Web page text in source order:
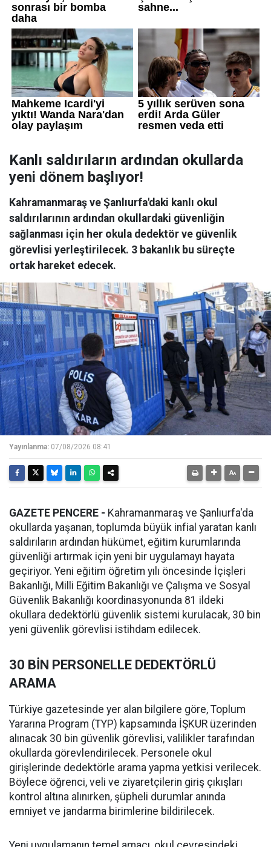
Kanlı saldırıların ardından okullarda
yeni dönem başlıyor!
Kahramanmaraş ve Şanlıurfa'daki kanlı okul
saldırılarının ardından okullardaki güvenliğin
sağlanması için her okula dedektör ve güvenlik
görevlisi yerleştirilecek. 3 bakanlık bu süreçte
ortak hareket edecek.
Yayınlanma: 07/08/2026 08:41
GAZETE PENCERE - Kahramanmaraş ve Şanlıurfa'da
okullarda yaşanan, toplumda büyük infial yaratan kanlı
saldırıların ardından hükümet, eğitim kurumlarında
güvenliği artırmak için yeni bir uygulamayı hayata
geçiriyor. Yeni eğitim öğretim yılı öncesinde İçişleri
Bakanlığı, Milli Eğitim Bakanlığı ve Çalışma ve Sosyal
Güvenlik Bakanlığı koordinasyonunda 81 ildeki
okullara dedektörlü güvenlik sistemi kurulacak, 30 bin
yeni güvenlik görevlisi istihdam edilecek.
30 BİN PERSONELLE DEDEKTÖRLÜ
ARAMA
Türkiye gazetesinde yer alan bilgilere göre, Toplum
Yararına Program (TYP) kapsamında İŞKUR üzerinden
alınacak 30 bin güvenlik görevlisi, valilikler tarafından
okullarda görevlendirilecek. Personele okul
girişlerinde dedektörle arama yapma yetkisi verilecek.
Böylece öğrenci, veli ve ziyaretçilerin giriş çıkışları
kontrol altına alınırken, şüpheli durumlar anında
emniyet ve jandarma birimlerine bildirilecek.